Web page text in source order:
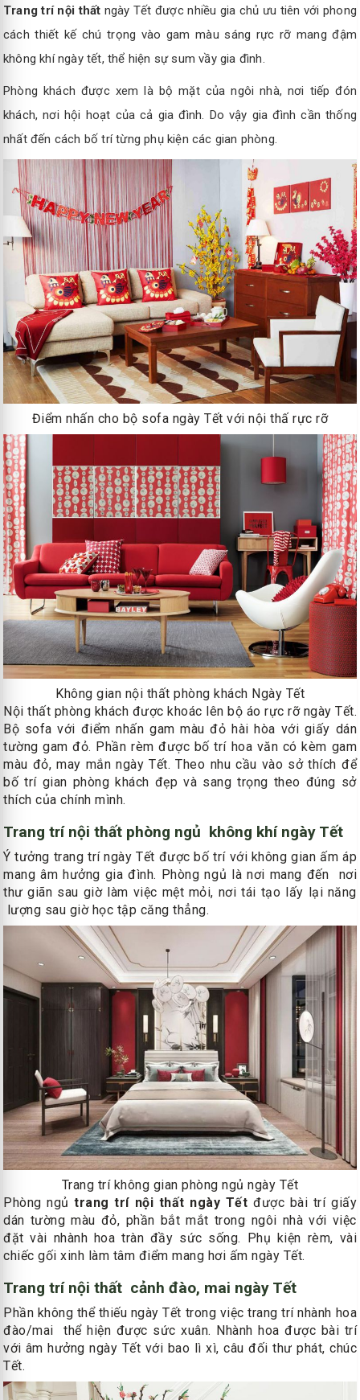
Trang trí nội thất ngày Tết được nhiều gia chủ ưu tiên với phong
cách thiết kế chú trọng vào gam màu sáng rực rỡ mang đậm
không khí ngày tết, thể hiện sự sum vầy gia đình.
Phòng khách được xem là bộ mặt của ngôi nhà, nơi tiếp đón
khách, nơi hội hoạt của cả gia đình. Do vậy gia đình cần thống
nhất đến cách bố trí từng phụ kiện các gian phòng.
Điểm nhấn cho bộ sofa ngày Tết với nội thấ rực rỡ
Không gian nội thất phòng khách Ngày Tết
Nội thất phòng khách được khoác lên bộ áo rực rỡ ngày Tết.
Bộ sofa với điểm nhấn gam màu đỏ hài hòa với giấy dán
tường gam đỏ. Phần rèm được bố trí hoa văn có kèm gam
màu đỏ, may mắn ngày Tết. Theo nhu cầu vào sở thích để
bố trí gian phòng khách đẹp và sang trọng theo đúng sở
thích của chính mình.
Trang trí nội thất phòng ngủ không khí ngày Tết
Ý tưởng trang trí ngày Tết được bố trí với không gian ấm áp
mang âm hưởng gia đình. Phòng ngủ là nơi mang đến nơi
thư giãn sau giờ làm việc mệt mỏi, nơi tái tạo lấy lại năng
lượng sau giờ học tập căng thẳng.
Trang trí không gian phòng ngủ ngày Tết
Phòng ngủ trang trí nội thất ngày Tết được bài trí giấy
dán tường màu đỏ, phần bắt mắt trong ngôi nhà với việc
đặt vài nhành hoa tràn đầy sức sống. Phụ kiện rèm, vài
chiếc gối xinh làm tâm điểm mang hơi ấm ngày Tết.
Trang trí nội thất cảnh đào, mai ngày Tết
Phần không thể thiếu ngày Tết trong việc trang trí nhành hoa
đào/mai thể hiện được sức xuân. Nhành hoa được bài trí
với âm hưởng ngày Tết với bao lì xì, câu đối thư phát, chúc
Tết.